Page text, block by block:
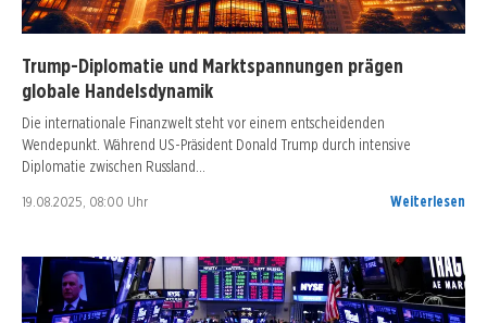
Trump-Diplomatie und Marktspannungen prägen
globale Handelsdynamik
Die internationale Finanzwelt steht vor einem entscheidenden
Wendepunkt. Während US-Präsident Donald Trump durch intensive
Diplomatie zwischen Russland…
19.08.2025, 08:00 Uhr Weiterlesen